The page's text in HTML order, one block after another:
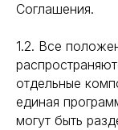
Соглашения.
1.2. Все
отдельные
единая
могут быть